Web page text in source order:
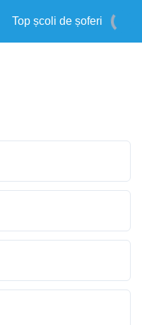
Top școli de șoferi